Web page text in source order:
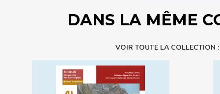
DANS LA MÊME
VOIR TOUTE LA COLLECTION